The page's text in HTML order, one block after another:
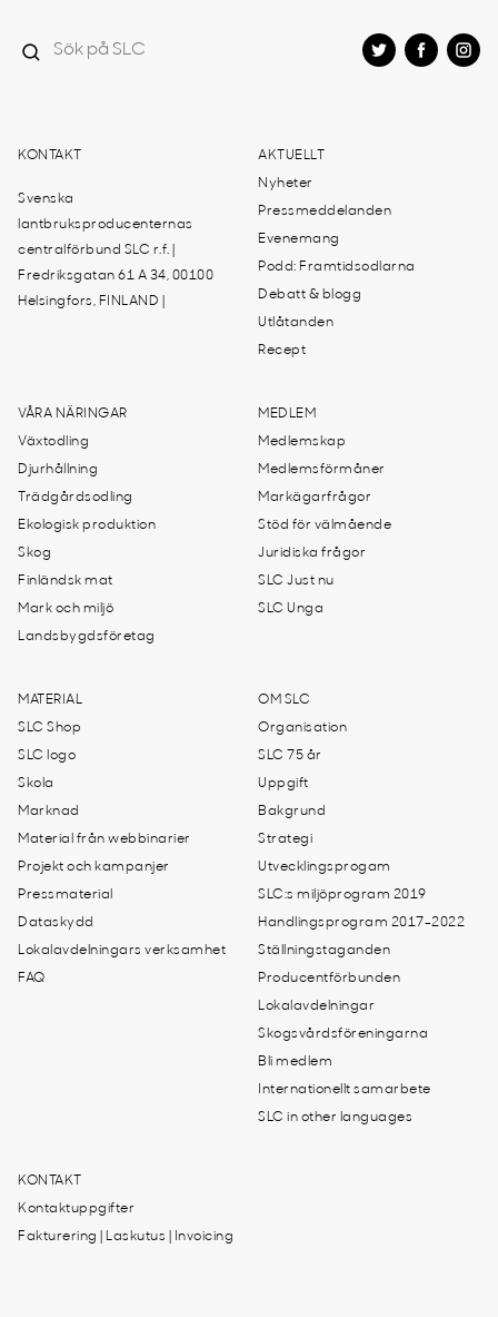
KONTAKT
Svenska
lantbruksproducenternas
centralförbund SLC r.f. |
Fredriksgatan 61 A 34, 00100
Helsingfors, FINLAND |
AKTUELLT
Nyheter
Pressmeddelanden
Evenemang
Podd: Framtidsodlarna
Debatt & blogg
Utlåtanden
Recept
VÅRA NÄRINGAR
Växtodling
Djurhållning
Trädgårdsodling
Ekologisk produktion
Skog
Finländsk mat
Mark och miljö
Landsbygdsföretag
MEDLEM
Medlemskap
Medlemsförmåner
Markägarfrågor
Stöd för välmående
Juridiska frågor
SLC Just nu
SLC Unga
MATERIAL
SLC Shop
SLC logo
Skola
Marknad
Material från webbinarier
Projekt och kampanjer
Pressmaterial
Dataskydd
Lokalavdelningars verksamhet
FAQ
OM SLC
Organisation
SLC 75 år
Uppgift
Bakgrund
Strategi
Utvecklingsprogam
SLC:s miljöprogram 2019
Handlingsprogram 2017-2022
Ställningstaganden
Producentförbunden
Lokalavdelningar
Skogsvårdsföreningarna
Bli medlem
Internationellt samarbete
SLC in other languages
KONTAKT
Kontaktuppgifter
Fakturering | Laskutus | Invoicing